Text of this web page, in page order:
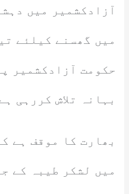
آزادکشمیر میں
میں گھسنے کیلئے
حکومت آزادکشمیر
بہانہ تلاش کررہی
بھارت کا موقف ہے
میں لشکر طیبہ کے